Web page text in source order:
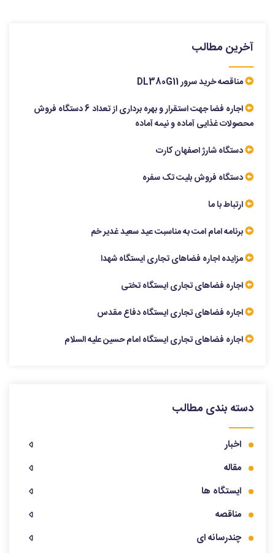
آخرین مطالب
مناقصه خرید سرور DL380G11
اجاره فضا جهت استقرار و بهره برداری از تعداد 6 دستگاه فروش
محصولات غذایی آماده و نیمه آماده
دستگاه شارژ اصفهان کارت
دستگاه فروش بلیت تک سفره
ارتباط با ما
برنامه امام امت به مناسبت عید سعید غدیر خم
مزایده اجاره فضاهای تجاری ایستگاه شهدا
اجاره فضاهای تجاری ایستگاه تختی
اجاره فضاهای تجاری ایستگاه دفاع مقدس
اجاره فضاهای تجاری ایستگاه امام حسین علیه السلام
دسته بندی مطالب
اخبار
مقاله
ایستگاه ها
مناقصه
چندرسانه ای